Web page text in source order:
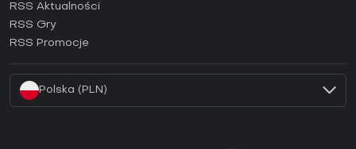
Jak aktywować klucz Ubisoft Connect (CD Key)?
RSS Aktualności
RSS Gry
RSS Promocje
Polska (PLN)